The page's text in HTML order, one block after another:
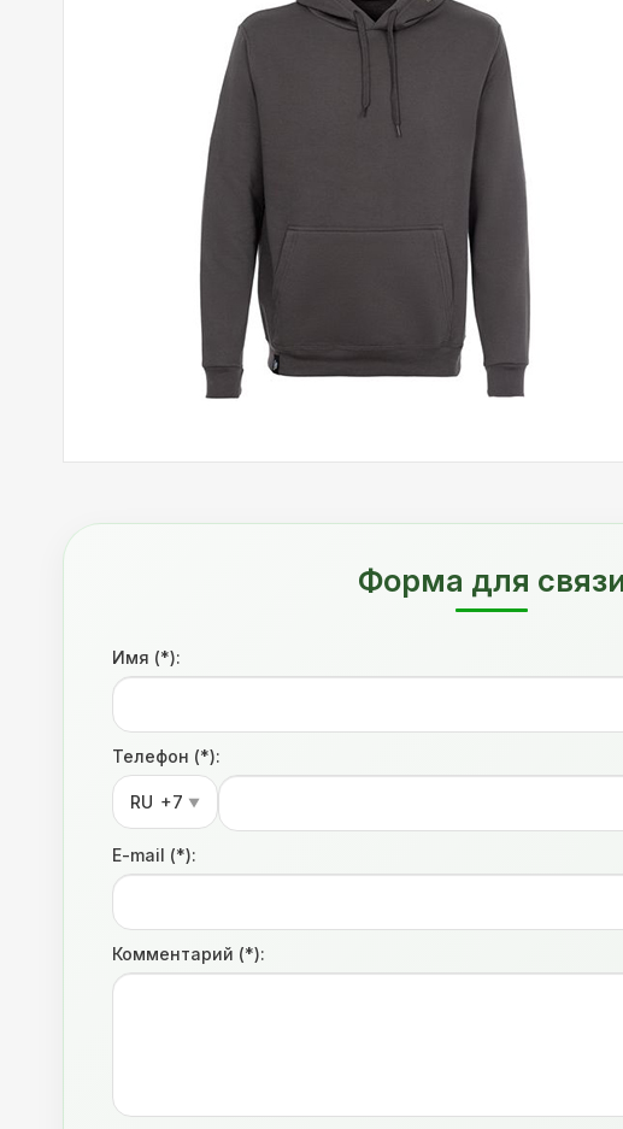
Форма для
Имя (*):
Телефон (*):
RU +7 ▼
E-mail (*):
Комментарий (*):